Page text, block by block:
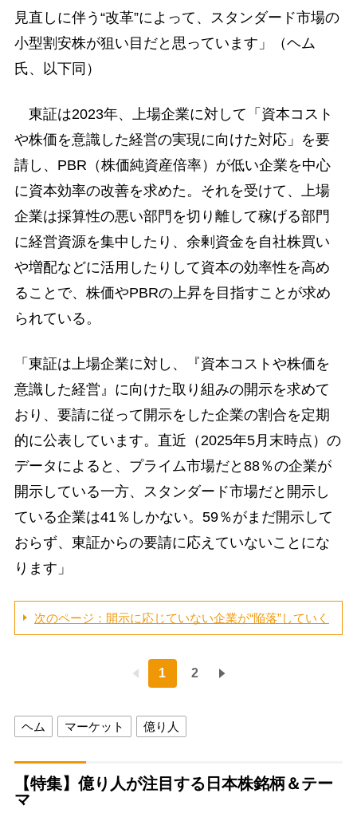
見直しに伴う“改革”によって、スタンダード市場の
小型割安株が狙い目だと思っています」（ヘム
氏、以下同）
東証は2023年、上場企業に対して「資本コスト
や株価を意識した経営の実現に向けた対応」を要
請し、PBR（株価純資産倍率）が低い企業を中心
に資本効率の改善を求めた。それを受けて、上場
企業は採算性の悪い部門を切り離して稼げる部門
に経営資源を集中したり、余剰資金を自社株買い
や増配などに活用したりして資本の効率性を高め
ることで、株価やPBRの上昇を目指すことが求め
られている。
「東証は上場企業に対し、『資本コストや株価を
意識した経営』に向けた取り組みの開示を求めて
おり、要請に従って開示をした企業の割合を定期
的に公表しています。直近（2025年5月末時点）の
データによると、プライム市場だと88％の企業が
開示している一方、スタンダード市場だと開示し
ている企業は41％しかない。59％がまだ開示して
おらず、東証からの要請に応えていないことにな
ります」
次のページ：開示に応じていない企業が“陥落”していく
1 2
ヘム マーケット 億り人
【特集】億り人が注目する日本株銘柄＆テー
マ